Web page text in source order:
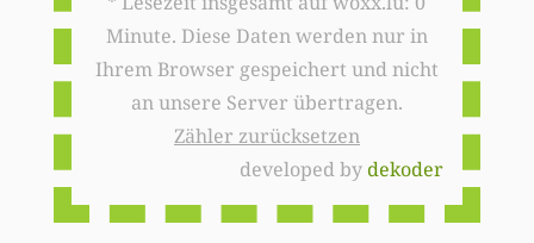
Minute. Diese Daten werden nur in
Ihrem Browser gespeichert und nicht
an unsere Server übertragen.
Zähler zurücksetzen
developed bydekoder